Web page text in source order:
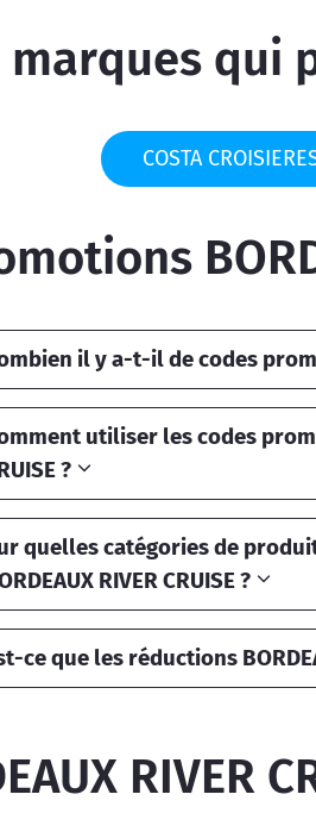
marques qui
COSTA
il y a-t-il de codes
utiliser les codes
?
quelles catégories de
RIVER CRUISE ?
ce que les réductions
RIVER